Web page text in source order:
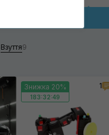
Взуття9
Знижка 20%
183:32:48
1